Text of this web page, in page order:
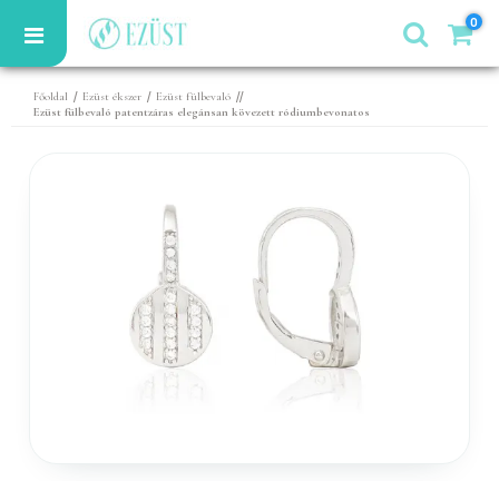
0
Főoldal / Ezüst ékszer / Ezüst fülbevaló //
Ezüst fülbevaló patentzáras elegánsan kövezett ródiumbevonatos